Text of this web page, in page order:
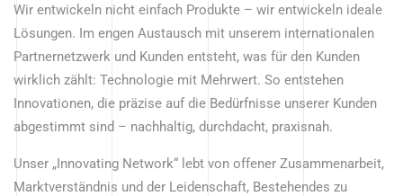
Wir entwickeln nicht einfach Produkte – wir entwickeln ideale
Lösungen. Im engen Austausch mit unserem internationalen
Partnernetzwerk und Kunden entsteht, was für den Kunden
wirklich zählt: Technologie mit Mehrwert. So entstehen
Innovationen, die präzise auf die Bedürfnisse unserer Kunden
abgestimmt sind – nachhaltig, durchdacht, praxisnah.
Unser „Innovating Network“ lebt von offener Zusammenarbeit,
Marktverständnis und der Leidenschaft, Bestehendes zu